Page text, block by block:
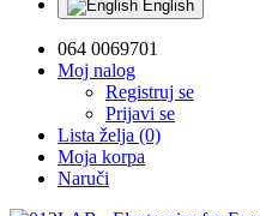
English
064 0069701
Moj nalog
Registruj se
Prijavi se
Lista želja (0)
Moja korpa
Naruči